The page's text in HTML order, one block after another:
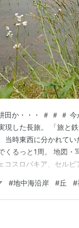
か・・・ ＃ ＃ ＃
現した長旅。 「旅と
当時東西に分かれて
くるっと1周。 地図・
スロバキア、セルビ
やたら歩きまわった
#地中海沿岸 #丘 #